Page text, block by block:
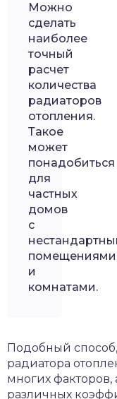
Можно
сделать
наиболее
точный
расчет
количества
радиаторов
отопления.
Такое
может
понадобиться
для
частных
домов
с
помещениями
и
комнатами.
Подобный
радиатора
многих
различных